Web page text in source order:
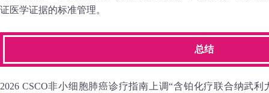
证医学证据的标准管理。
总结
2026 CSCO非小细胞肺癌诊疗指南上调“含铂化疗联合纳武